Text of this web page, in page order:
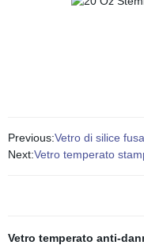
Previous:Vetro di silice
Next:Vetro temperato
Vetro temperato anti-